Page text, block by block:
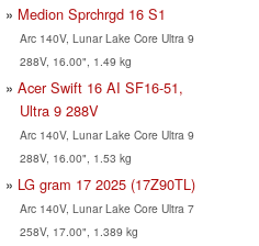
Medion Sprchrgd 16 S1
Arc 140V, Lunar Lake Core Ultra 9
288V, 16.00", 1.49 kg
Acer Swift 16 AI SF16-51,
Ultra 9 288V
Arc 140V, Lunar Lake Core Ultra 9
288V, 16.00", 1.53 kg
LG gram 17 2025 (17Z90TL)
Arc 140V, Lunar Lake Core Ultra 7
258V, 17.00", 1.389 kg